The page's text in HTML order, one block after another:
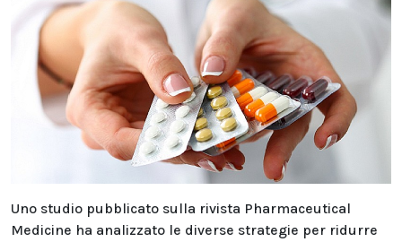
Uno studio pubblicato sulla rivista Pharmaceutical
Medicine ha analizzato le diverse strategie per ridurre